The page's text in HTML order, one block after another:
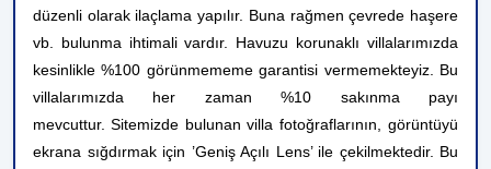
düzenli olarak ilaçlama yapılır. Buna rağmen çevrede haşere
vb. bulunma ihtimali vardır. Havuzu korunaklı villalarımızda
kesinlikle %100 görünmememe garantisi vermemekteyiz. Bu
villalarımızda her zaman %10 sakınma payı
mevcuttur. Sitemizde bulunan villa fotoğraflarının, görüntüyü
ekrana sığdırmak için ’Geniş Açılı Lens’ ile çekilmektedir. Bu